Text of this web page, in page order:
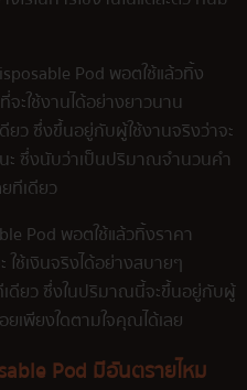
Pod พอตใช้แล้วทิ้ง
ะใช้งานได้อย่างยาวนาน
ยว ซึ่งขึ้นอยู่กับผู้ใช้งานจริงว่าจะ
ะ ซึ่งนับว่าเป็นปริมาณจำนวนคำ
ทีเดียว
Pod พอตใช้แล้วทิ้งราคา
ช้เงินจริงได้อย่างสบายๆ
ดียว ซึ่งในปริมาณนี้จะขึ้นอยู่กับผู้
เพียงใดตามใจคุณได้เลย
Pod มีอันตรายไหม